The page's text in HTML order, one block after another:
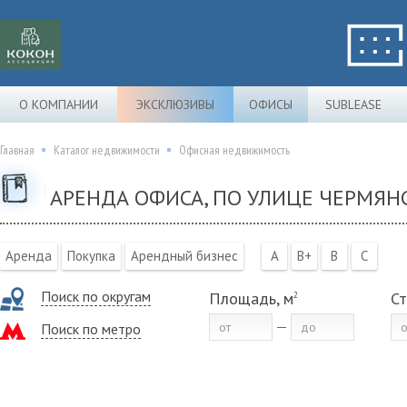
О КОМПАНИИ ЭКСКЛЮЗИВЫ ОФИСЫ SUBLEASE
Главная Каталог недвижимости Офисная недвижимость
АРЕНДА ОФИСА, ПО УЛИЦЕ
Аренда Покупка Арендный бизнес A B+ B C
Поиск по округам
Поиск по метро
Площадь, м2